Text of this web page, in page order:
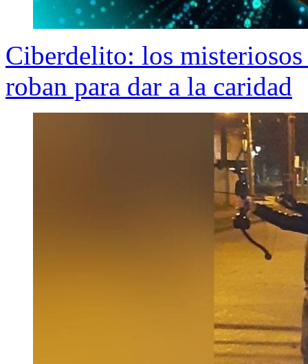
Ciberdelito: los
roban para dar a la caridad